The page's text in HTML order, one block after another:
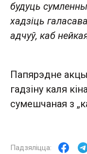
будуць
хадзіць
адчуў, каб
Папярэдне
гадзіну каля
сумешчаная з